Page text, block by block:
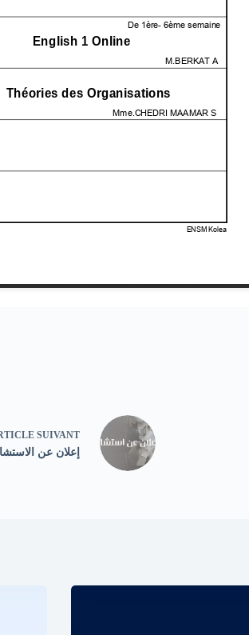
SUIVANT
إعلان عن الاستشارات رقم 19-